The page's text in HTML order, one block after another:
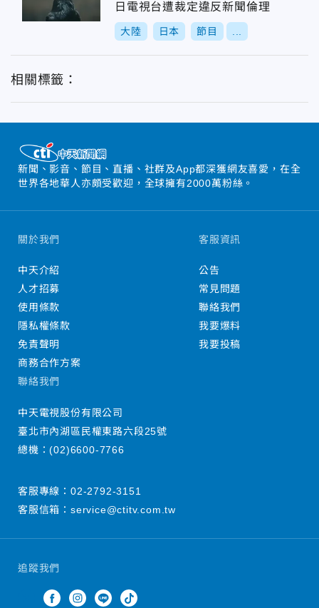
日電視台遭裁定違反新聞倫理
大陸 日本 節目
相關標籤：
新聞、影音、節目、直播、社群及App都深獲網友喜愛，在全
世界各地華人亦頗受歡迎，全球擁有2000萬粉絲。
追蹤我們
關於我們
中天介紹
人才招募
使用條款
隱私權條款
免責聲明
商務合作方案
客服資訊
公告
常見問題
聯絡我們
我要爆料
我要投稿
聯絡我們
中天電視股份有限公司
臺北市內湖區民權東路六段25號
總機：(02)6600-7766
客服專線： 02-2792-3151
客服信箱： service@ctitv.com.tw